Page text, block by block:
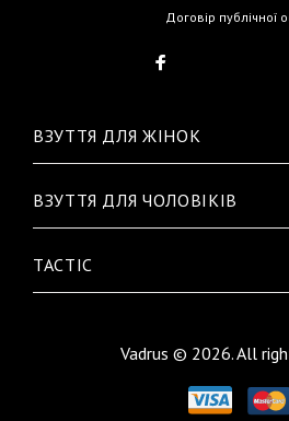
Договір публічної
ВЗУТТЯ ДЛЯ ЖІНОК
ВЗУТТЯ ДЛЯ ЧОЛОВІКІВ
TACTIC
Vadrus © 2026. All